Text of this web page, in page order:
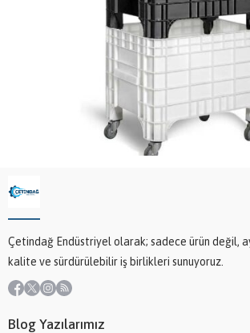
Çetindağ Endüstriyel olarak; sadece ürün değil,
kalite ve sürdürülebilir iş birlikleri sunuyoruz.
Blog Yazılarımız